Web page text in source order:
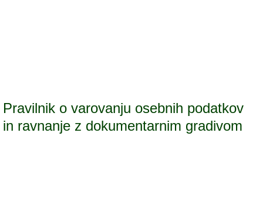
Pravilnik o varovanju osebnih podatkov
in ravnanje z dokumentarnim gradivom